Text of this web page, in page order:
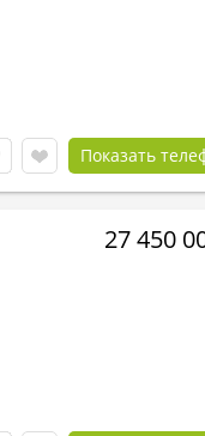
Показать
27 450